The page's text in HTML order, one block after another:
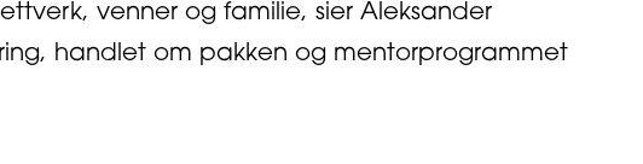
venner og familie, sier Aleksander
handlet om pakken og mentorprogrammet